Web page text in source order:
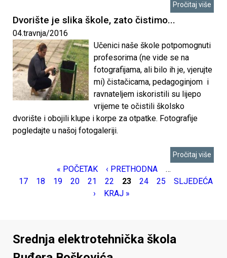
Pročitaj više
Dvorište je slika škole, zato čistimo...
04.travnja/2016
Učenici naše škole potpomognuti
profesorima (ne vide se na
fotografijama, ali bilo ih je, vjerujte
mi) čistačicama, pedagoginjom i
ravnateljem iskoristili su lijepo
vrijeme te očistili školsko
dvorište i obojili klupe i korpe za otpatke. Fotografije
pogledajte u našoj fotogaleriji.
Pročitaj više
« POČETAK ‹ PRETHODNA
…
17
18 19 20 21 22 23 24 25
SLJEDEĆA
›
KRAJ »
Srednja elektrotehnička škola